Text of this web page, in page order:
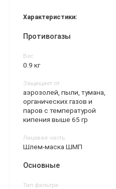
Характеристики:
Противогазы
Вес
0.9 кг
Защищает от
аэрозолей, пыли, тумана,
органических газов и
паров с температурой
кипения выше 65 гр
Лицевая часть
Шлем-маска ШМП
Основные
Тип фильтра